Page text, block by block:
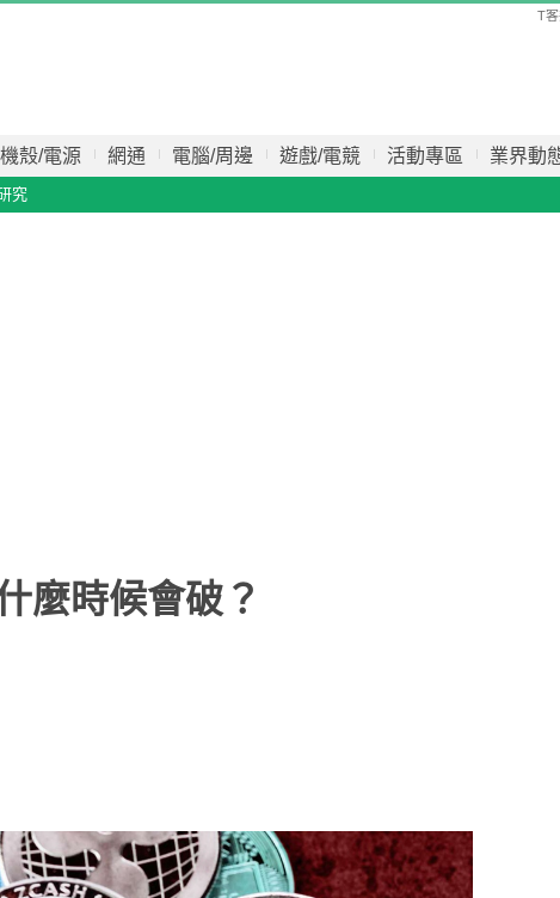
T
機殼/電源 網通 電腦/周邊 遊戲/電競 活動專區 業界動
究
麼時候會破？